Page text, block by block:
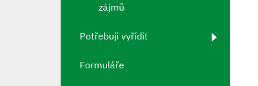
zájmů
Potřebuji vyřídit
Formuláře